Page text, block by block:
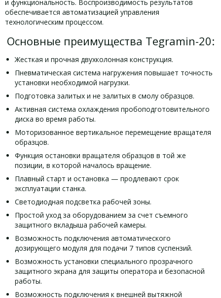
и функциональность. Воспроизводимость результатов
обеспечивается автоматизацией управления
технологическим процессом.
Основные преимущества Tegramin-20:
Жесткая и прочная двухколонная конструкция.
Пневматическая система нагружения повышает точность
установки необходимой нагрузки.
Подготовка залитых и не залитых в смолу образцов.
Активная система охлаждения пробоподготовительного
диска во время работы.
Моторизованное вертикальное перемещение вращателя
образцов.
Функция остановки вращателя образцов в той же
позиции, в которой началось вращение.
Плавный старт и остановка — продлевают срок
эксплуатации станка.
Светодиодная подсветка рабочей зоны.
Простой уход за оборудованием за счет съемного
защитного вкладыша рабочей камеры.
Возможность подключения автоматического
дозирующего модуля для подачи 7 типов суспензий.
Возможность установки специального прозрачного
защитного экрана для защиты оператора и безопасной
работы.
Возможность подключения к внешней вытяжной